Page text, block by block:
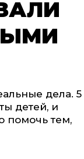
дела. 5
детей, и
помочь тем,